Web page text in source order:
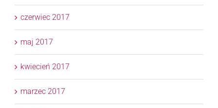
czerwiec 2017
maj 2017
kwiecień 2017
marzec 2017